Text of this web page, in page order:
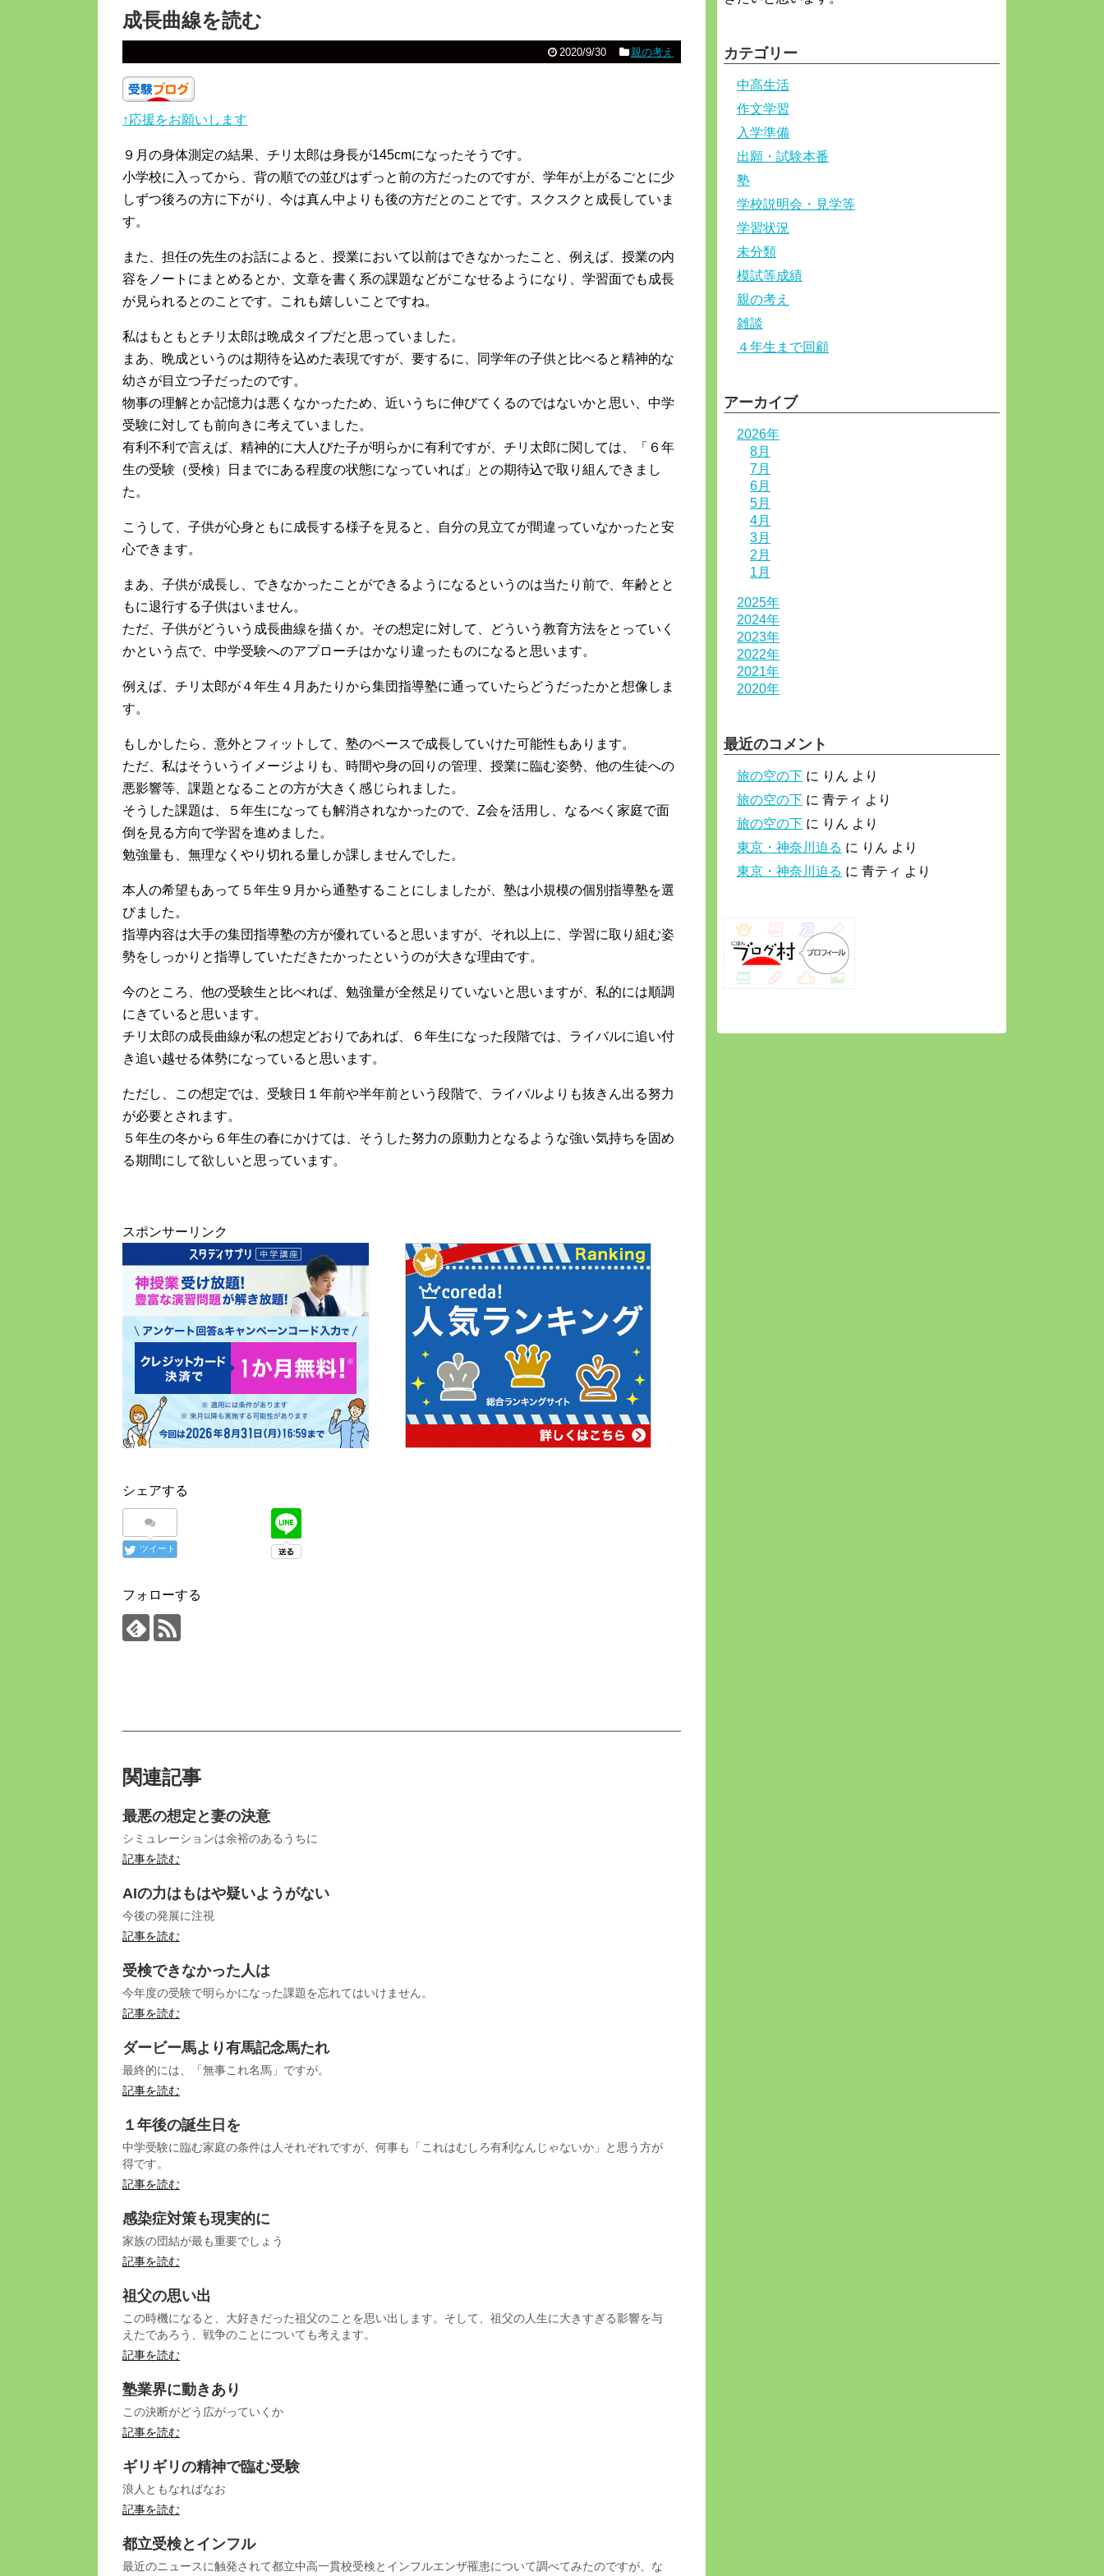
成長曲線を読む
2020/9/30 親の考え
↑応援をお願いします
９月の身体測定の結果、チリ太郎は身長が145cmになったそうです。
小学校に入ってから、背の順での並びはずっと前の方だったのですが、学年が上がるごとに少
しずつ後ろの方に下がり、今は真ん中よりも後の方だとのことです。スクスクと成長していま
す。
また、担任の先生のお話によると、授業において以前はできなかったこと、例えば、授業の内
容をノートにまとめるとか、文章を書く系の課題などがこなせるようになり、学習面でも成長
が見られるとのことです。これも嬉しいことですね。
私はもともとチリ太郎は晩成タイプだと思っていました。
まあ、晩成というのは期待を込めた表現ですが、要するに、同学年の子供と比べると精神的な
幼さが目立つ子だったのです。
物事の理解とか記憶力は悪くなかったため、近いうちに伸びてくるのではないかと思い、中学
受験に対しても前向きに考えていました。
有利不利で言えば、精神的に大人びた子が明らかに有利ですが、チリ太郎に関しては、「６年
生の受験（受検）日までにある程度の状態になっていれば」との期待込で取り組んできまし
た。
こうして、子供が心身ともに成長する様子を見ると、自分の見立てが間違っていなかったと安
心できます。
まあ、子供が成長し、できなかったことができるようになるというのは当たり前で、年齢とと
もに退行する子供はいません。
ただ、子供がどういう成長曲線を描くか。その想定に対して、どういう教育方法をとっていく
かという点で、中学受験へのアプローチはかなり違ったものになると思います。
例えば、チリ太郎が４年生４月あたりから集団指導塾に通っていたらどうだったかと想像しま
す。
もしかしたら、意外とフィットして、塾のペースで成長していけた可能性もあります。
ただ、私はそういうイメージよりも、時間や身の回りの管理、授業に臨む姿勢、他の生徒への
悪影響等、課題となることの方が大きく感じられました。
そうした課題は、５年生になっても解消されなかったので、Z会を活用し、なるべく家庭で面
倒を見る方向で学習を進めました。
勉強量も、無理なくやり切れる量しか課しませんでした。
本人の希望もあって５年生９月から通塾することにしましたが、塾は小規模の個別指導塾を選
びました。
指導内容は大手の集団指導塾の方が優れていると思いますが、それ以上に、学習に取り組む姿
勢をしっかりと指導していただきたかったというのが大きな理由です。
今のところ、他の受験生と比べれば、勉強量が全然足りていないと思いますが、私的には順調
にきていると思います。
チリ太郎の成長曲線が私の想定どおりであれば、６年生になった段階では、ライバルに追い付
き追い越せる体勢になっていると思います。
ただし、この想定では、受験日１年前や半年前という段階で、ライバルよりも抜きん出る努力
が必要とされます。
５年生の冬から６年生の春にかけては、そうした努力の原動力となるような強い気持ちを固め
る期間にして欲しいと思っています。
スポンサーリンク
シェアする
ツイート
フォローする
関連記事
最悪の想定と妻の決意
シミュレーションは余裕のあるうちに
記事を読む
AIの力はもはや疑いようがない
今後の発展に注視
記事を読む
受検できなかった人は
今年度の受験で明らかになった課題を忘れてはいけません。
記事を読む
ダービー馬より有馬記念馬たれ
最終的には、「無事これ名馬」ですが。
記事を読む
１年後の誕生日を
中学受験に臨む家庭の条件は人それぞれですが、何事も「これはむしろ有利なんじゃないか」と思う方が
得です。
記事を読む
感染症対策も現実的に
家族の団結が最も重要でしょう
記事を読む
祖父の思い出
この時機になると、大好きだった祖父のことを思い出します。そして、祖父の人生に大きすぎる影響を与
えたであろう、戦争のことについても考えます。
記事を読む
塾業界に動きあり
この決断がどう広がっていくか
記事を読む
ギリギリの精神で臨む受験
浪人ともなればなお
記事を読む
都立受検とインフル
最近のニュースに触発されて都立中高一貫校受検とインフルエンザ罹患について調べてみたのですが、な
カテゴリー
中高生活
作文学習
入学準備
出願・試験本番
塾
学校説明会・見学等
学習状況
未分類
模試等成績
親の考え
雑談
４年生まで回顧
アーカイブ
2026年
8月
7月
6月
5月
4月
3月
2月
1月
2025年
2024年
2023年
2022年
2021年
2020年
最近のコメント
旅の空の下 に りん より
旅の空の下 に 青ティ より
旅の空の下 に りん より
東京・神奈川迫る に りん より
東京・神奈川迫る に 青ティ より